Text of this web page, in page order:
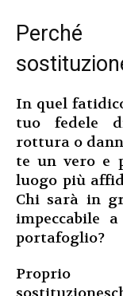
In quel
tuo fedele
rottura o
te un vero e
luogo più
Chi sarà in
impeccabile
portafoglio?